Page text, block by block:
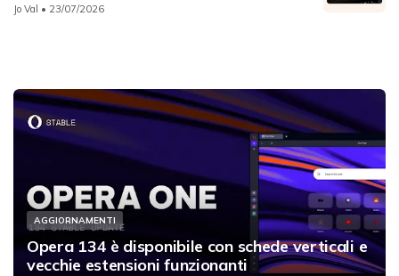
Jo Val • 23/07/2026
AGGIORNAMENTI
Opera 134 è disponibile con schede verticali e
vecchie estensioni funzionanti